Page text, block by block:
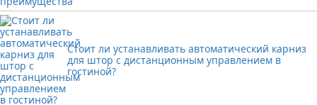
Стоит ли устанавливать автоматический карниз
для штор с дистанционным управлением в
гостиной?